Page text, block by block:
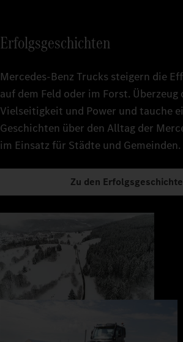
Erfolgsgeschichten
Mercedes‑Benz Trucks steigern die
auf dem Feld oder im Forst. Überzeug
Vielseitigkeit und Power und tauche
Geschichten über den Alltag der
im Einsatz für Städte und Gemeinden.
Zu den